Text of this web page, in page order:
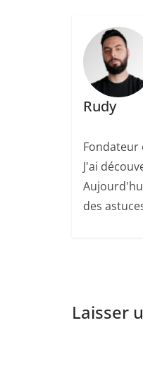
Rudy
Fondateur
J'ai
des
Laisser